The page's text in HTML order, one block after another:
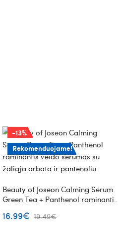
-13%
Rekomenduojame!
Beauty of Joseon Calming Serum
Green Tea + Panthenol raminantis
pantenoliu
16.99€ 19.49€